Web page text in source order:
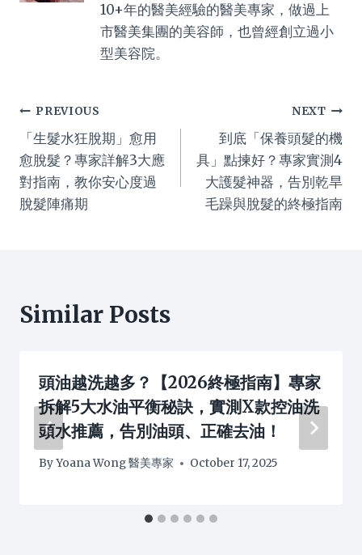
10+年的醫美經驗的醫美專家，做過上
市醫美集團的美容師，也曾經創立過小
型美容院。
Post
navigation
PREVIOUS
「生髮水狂脫期」愈用
愈脫髮？專家詳解3大應
對指南，教你安心度過
脫髮陣痛期
NEXT
到底「保養頭髮的機
具」點揀好？專家實測4
大護髮神器，告別乾旱
毛躁與脫髮的終極指南
Similar Posts
頭油越洗越多？【2026終極指南】專家
拆解5大水油平衡秘訣，實測X款控油洗
頭水推薦，告別油頭、正確去油！
ByYoana Wong 醫美專家 October 17, 2025